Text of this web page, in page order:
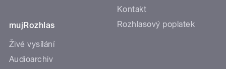
mujRozhlas
Živé vysílání
Audioarchiv
Kontakt
Rozhlasový poplatek